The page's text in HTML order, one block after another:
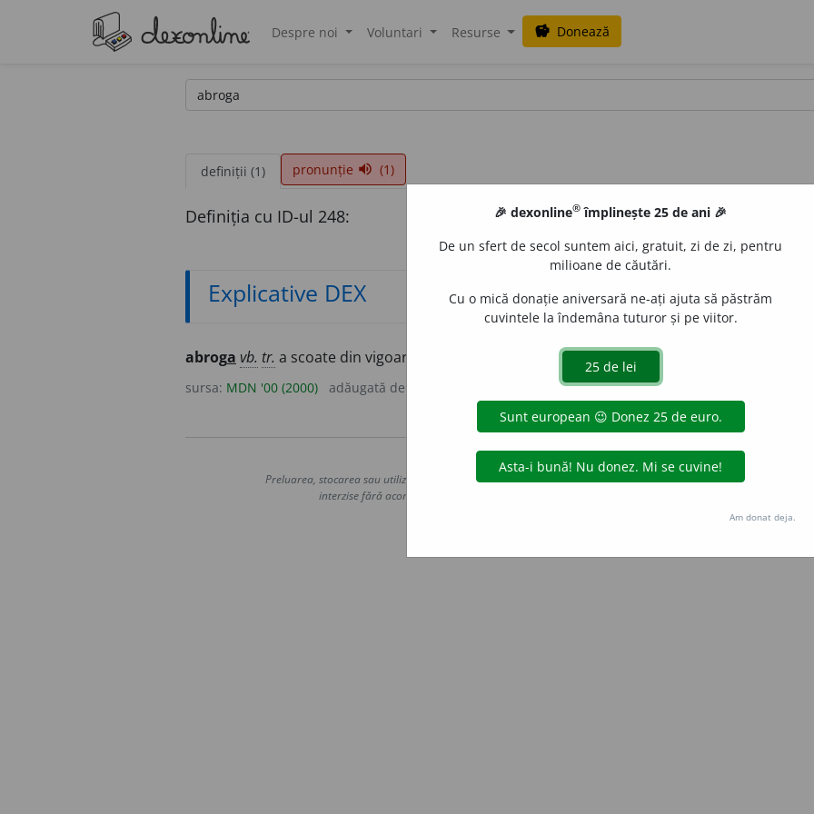
Despre noi Voluntari Resurse savings Donează
definiții (1) pronunție volume_up (1)
Definiția cu ID-ul 248:
Explicative DEX
abroga vb. tr. a scoate din vigoare un act normativ. (< lat.abrogare,fr. abroger
sursa: MDN '00 (2000) adăugată de
Copyright © 2004-2026 dexonline (https://dexonline.ro)
Preluarea, stocarea sau utilizarea datelor de pe acest site, inclusiv prin orice metode de extragere automată
interzise fără acordul nostru prealabil scris, cu excepția seturilor de date oferite oficial spre utilizare
Hosterion
🎉 dexonline® împlinește 25 de ani 🎉
De un sfert de secol suntem aici, gratuit, zi de zi, pentru
milioane de căutări.
Cu o mică donație aniversară ne-ați ajuta să păstrăm
cuvintele la îndemâna tuturor și pe viitor.
Am donat deja.